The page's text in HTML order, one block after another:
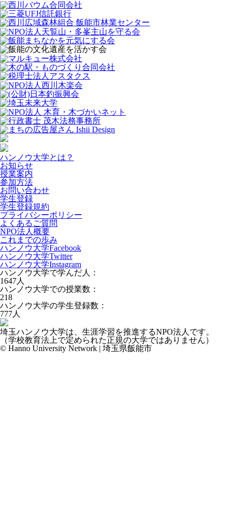
ハンノウ大学とは？
お知らせ
授業案内
参加方法
お問い合わせ
学生登録
学生登録規約
プライバシーポリシー
よくあるご質問
NPO法人概要
これまでの歩み
ハンノウ大学Facebook
ハンノウ大学Twitter
ハンノウ大学Instagram
ハンノウ大学で学んだ人：
1647人
ハンノウ大学での授業数：
218
ハンノウ大学の学生登録数：
777人
埼玉ハンノウ大学は、生涯学習を推進するNPO法人です。
（学校教育法上で定められた正規の大学ではありません）
© Hanno University Network | 埼玉県飯能市